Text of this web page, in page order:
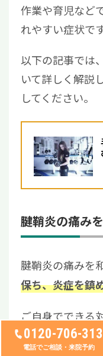
0120-706-313
電話でご相談・来院予約
作業や育児など
れやすい症状です
以下の記事では
いて詳しく解説
してください。
腱鞘炎の痛み
腱鞘炎の痛みを
保ち、炎症を鎮
ご自身でできる
法があります。